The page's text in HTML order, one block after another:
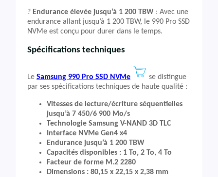
?️ Endurance élevée jusqu’à 1 200 TBW : Avec une
endurance allant jusqu’à 1 200 TBW, le 990 Pro SSD
NVMe est conçu pour durer dans le temps.
Spécifications techniques
Le Samsung 990 Pro SSD NVMe
se distingue
par ses spécifications techniques de haute qualité :
Vitesses de lecture/écriture séquentielles
jusqu’à 7 450/6 900 Mo/s
Technologie Samsung V-NAND 3D TLC
Interface NVMe Gen4 x4
Endurance jusqu’à 1 200 TBW
Capacités disponibles : 1 To, 2 To, 4 To
Facteur de forme M.2 2280
Dimensions : 80,15 x 22,15 x 2,38 mm